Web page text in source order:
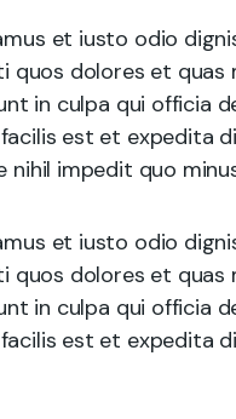
et iusto odio
quos dolores et
in culpa qui officia
est et expedita
nihil impedit quo
et iusto odio
quos dolores et
in culpa qui officia
est et expedita